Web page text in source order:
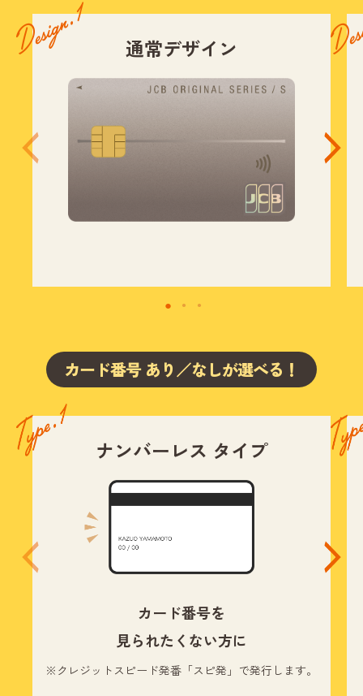
通常デザイン
カード番号 あり／なしが選べる！
ナンバーレス タイプ
カード番号を
見られたくない方に
※クレジットスピード発番「スピ発」で発行します。